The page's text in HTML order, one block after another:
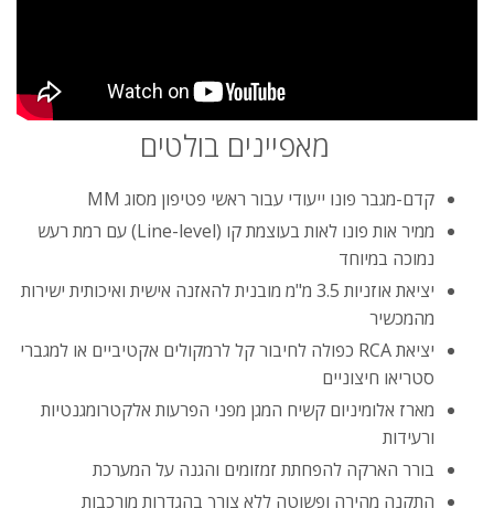
מאפיינים בולטים
קדם-מגבר פונו ייעודי עבור ראשי פטיפון מסוג MM
ממיר אות פונו לאות בעוצמת קו (Line-level) עם רמת רעש
נמוכה במיוחד
יציאת אוזניות 3.5 מ"מ מובנית להאזנה אישית ואיכותית ישירות
מהמכשיר
יציאת RCA כפולה לחיבור קל לרמקולים אקטיביים או למגברי
סטריאו חיצוניים
מארז אלומיניום קשיח המגן מפני הפרעות אלקטרומגנטיות
ורעידות
בורר הארקה להפחתת זמזומים והגנה על המערכת
התקנה מהירה ופשוטה ללא צורך בהגדרות מורכבות